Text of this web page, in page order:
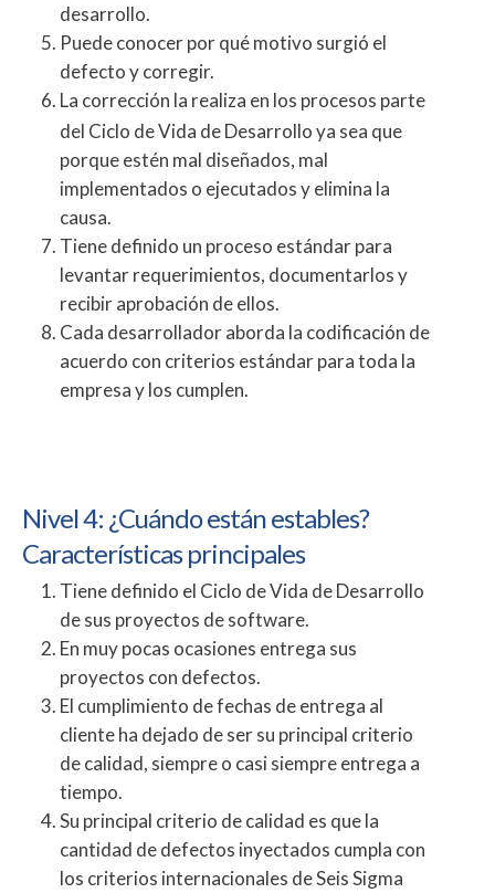
desarrollo.
Puede conocer por qué motivo surgió el
defecto y corregir.
La corrección la realiza en los procesos parte
del Ciclo de Vida de Desarrollo ya sea que
porque estén mal diseñados, mal
implementados o ejecutados y elimina la
causa.
Tiene definido un proceso estándar para
levantar requerimientos, documentarlos y
recibir aprobación de ellos.
Cada desarrollador aborda la codificación de
acuerdo con criterios estándar para toda la
empresa y los cumplen.
Nivel 4: ¿Cuándo están estables?
Características principales
Tiene definido el Ciclo de Vida de Desarrollo
de sus proyectos de software.
En muy pocas ocasiones entrega sus
proyectos con defectos.
El cumplimiento de fechas de entrega al
cliente ha dejado de ser su principal criterio
de calidad, siempre o casi siempre entrega a
tiempo.
Su principal criterio de calidad es que la
cantidad de defectos inyectados cumpla con
los criterios internacionales de Seis Sigma